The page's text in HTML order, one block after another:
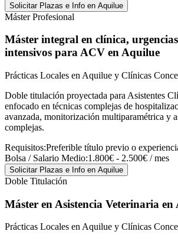
Solicitar Plazas e Info en Aquilue
Máster Profesional
Máster integral en clínica,
intensivos para ACV en Aquilue
Prácticas Locales en Aquilue y Clínicas
Doble titulación proyectada para Asistentes
enfocado en técnicas complejas de
avanzada, monitorización multiparamétrica y
complejas.
Requisitos:Preferible título previo o
Bolsa / Salario Medio:1.800€ - 2.500€ / mes
Solicitar Plazas e Info en Aquilue
Doble Titulación
Máster en Asistencia Veterinaria en
Prácticas Locales en Aquilue y Clínicas